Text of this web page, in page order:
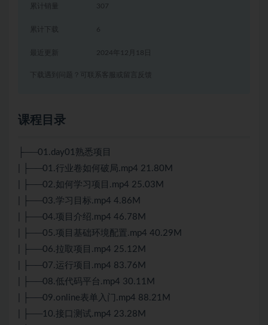
累计销量 307
累计下载 6
2024年12月18日
下载遇到问题？可联系客服或留言反馈
课程目录
├──01.day01熟悉项目
| ├──01.行业卷如何破局.mp4 21.80M
| ├──02.如何学习项目.mp4 25.03M
| ├──03.学习目标.mp4 4.86M
| ├──04.项目介绍.mp4 46.78M
| ├──05.项目基础环境配置.mp4 40.29M
| ├──06.拉取项目.mp4 25.12M
| ├──07.运行项目.mp4 83.76M
| ├──08.低代码平台.mp4 30.11M
| ├──09.online表单入门.mp4 88.21M
| ├──10.接口测试.mp4 23.28M